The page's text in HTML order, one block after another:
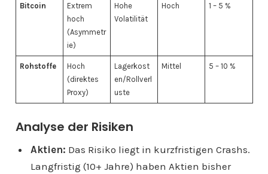
Bitcoin
Extrem
hoch
(Asymmetr
ie)
Hohe
Volatilität
Hoch 1 – 5 %
Rohstoffe
Hoch
(direktes
Proxy)
Lagerkost
en/Rollverl
uste
Mittel 5 – 10 %
Analyse der Risiken
Aktien: Das Risiko liegt in kurzfristigen Crashs.
Langfristig (10+ Jahre) haben Aktien bisher